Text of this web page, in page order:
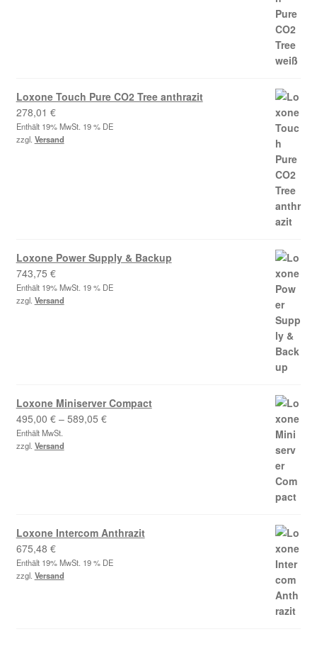
Loxone Touch Pure CO2 Tree anthrazit
278,01 €
Enthält 19% MwSt. 19 % DE
zzgl. Versand
Loxone Power Supply & Backup
743,75 €
Enthält 19% MwSt. 19 % DE
zzgl. Versand
Loxone Miniserver Compact
495,00 € – 589,05 €Preisspanne:
Enthält MwSt.
zzgl. Versand
Loxone Intercom Anthrazit
675,48 €
Enthält 19% MwSt. 19 % DE
zzgl. Versand